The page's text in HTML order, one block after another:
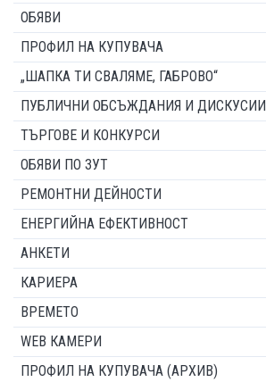
ОБЯВИ
ПРОФИЛ НА КУПУВАЧА
„ШАПКА ТИ СВАЛЯМЕ, ГАБРОВО“
ПУБЛИЧНИ ОБСЪЖДАНИЯ И ДИСКУСИИ
ТЪРГОВЕ И КОНКУРСИ
ОБЯВИ ПО ЗУТ
РЕМОНТНИ ДЕЙНОСТИ
ЕНЕРГИЙНА ЕФЕКТИВНОСТ
АНКЕТИ
КАРИЕРА
ВРЕМЕТО
WEB КАМЕРИ
ПРОФИЛ НА КУПУВАЧА (АРХИВ)